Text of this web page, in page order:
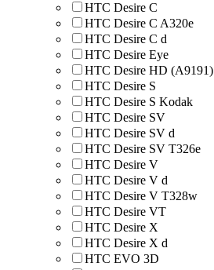
HTC Desire C
HTC Desire C A320e
HTC Desire C d
HTC Desire Eye
HTC Desire HD (A9191)
HTC Desire S
HTC Desire S Kodak
HTC Desire SV
HTC Desire SV d
HTC Desire SV T326e
HTC Desire V
HTC Desire V d
HTC Desire V T328w
HTC Desire VT
HTC Desire X
HTC Desire X d
HTC EVO 3D